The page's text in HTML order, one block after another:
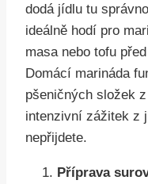
dodá jídlu tu
ideálně hodí pro
masa nebo tofu
Domácí marináda
pšeničných složek
intenzivní zážitek z
nepřijdete.
Příprava